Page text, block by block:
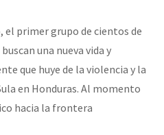
el primer grupo de cientos de
una nueva vida y
que huye de la violencia y la
en Honduras. Al momento
hacia la frontera